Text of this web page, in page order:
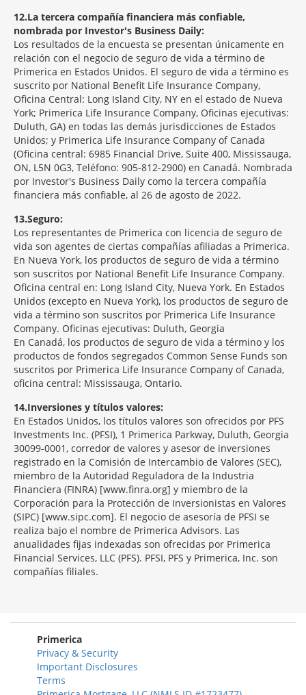
12 La tercera compañía financiera más confiable,
nombrada por Investor's Business Daily:
Los resultados de la encuesta se presentan únicamente en
relación con el negocio de seguro de vida a término de
Primerica en Estados Unidos. El seguro de vida a término es
suscrito por National Benefit Life Insurance Company,
Oficina Central: Long Island City, NY en el estado de Nueva
York; Primerica Life Insurance Company, Oficinas ejecutivas:
Duluth, GA) en todas las demás jurisdicciones de Estados
Unidos; y Primerica Life Insurance Company of Canada
(Oficina central: 6985 Financial Drive, Suite 400, Mississauga,
ON, L5N 0G3, Teléfono: 905-812-2900) en Canadá. Nombrada
por Investor's Business Daily como la tercera compañía
financiera más confiable, al 26 de agosto de 2022.
13 Seguro:
Los representantes de Primerica con licencia de seguro de
vida son agentes de ciertas compañías afiliadas a Primerica.
En Nueva York, los productos de seguro de vida a término
son suscritos por National Benefit Life Insurance Company.
Oficina central en: Long Island City, Nueva York. En Estados
Unidos (excepto en Nueva York), los productos de seguro de
vida a término son suscritos por Primerica Life Insurance
Company. Oficinas ejecutivas: Duluth, Georgia
En Canadá, los productos de seguro de vida a término y los
productos de fondos segregados Common Sense Funds son
suscritos por Primerica Life Insurance Company of Canada,
oficina central: Mississauga, Ontario.
14 Inversiones y títulos valores:
En Estados Unidos, los títulos valores son ofrecidos por PFS
Investments Inc. (PFSI), 1 Primerica Parkway, Duluth, Georgia
30099-0001, corredor de valores y asesor de inversiones
registrado en la Comisión de Intercambio de Valores (SEC),
miembro de la Autoridad Reguladora de la Industria
Financiera (FINRA) [www.finra.org] y miembro de la
Corporación para la Protección de Inversionistas en Valores
(SIPC) [www.sipc.com]. El negocio de asesoría de PFSI se
realiza bajo el nombre de Primerica Advisors. Las
anualidades fijas indexadas son ofrecidas por Primerica
Financial Services, LLC (PFS). PFSI, PFS y Primerica, Inc. son
compañías filiales.
Primerica
Privacy & Security
Important Disclosures
Terms